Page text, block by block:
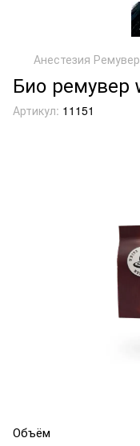
Анестезия
Био ремувер
Артикул: 11151
Объём